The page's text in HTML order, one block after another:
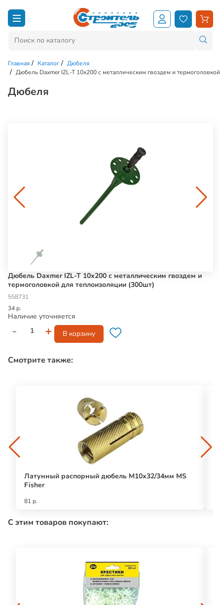
Главная Каталог
Дюбеля
Дюбель Daxmer IZL-T 10х200 с металлическим гвоздем и
Дюбеля
Дюбель Daxmer IZL-T 10х200 с металлическим гвоздем и
термоголовкой для теплоизоляции (300шт)
558731
34 р.
Наличие уточняется
- + В корзину
Смотрите также:
Латунный распорный дюбель М10х32/34мм MS
Fisher
81 р.
С этим товаров покупают: